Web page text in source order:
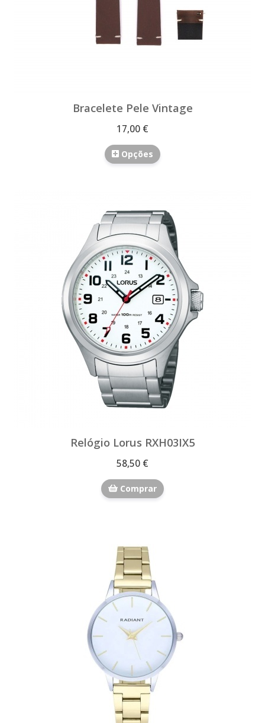
Bracelete Pele Vintage
17,00 €
Opções
Relógio Lorus RXH03IX5
58,50 €
Comprar